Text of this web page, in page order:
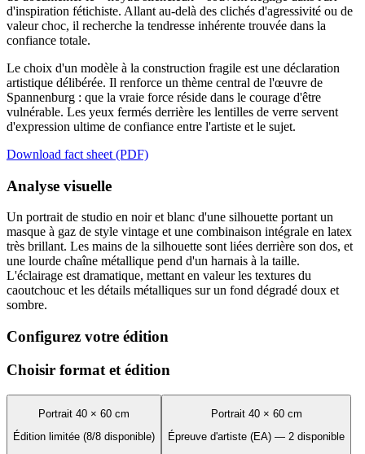
d'inspiration fétichiste. Allant au-delà des clichés d'agressivité ou de
valeur choc, il recherche la tendresse inhérente trouvée dans la
confiance totale.
Le choix d'un modèle à la construction fragile est une déclaration
artistique délibérée. Il renforce un thème central de l'œuvre de
Spannenburg : que la vraie force réside dans le courage d'être
vulnérable. Les yeux fermés derrière les lentilles de verre servent
d'expression ultime de confiance entre l'artiste et le sujet.
Download fact sheet (PDF)
Analyse visuelle
Un portrait de studio en noir et blanc d'une silhouette portant un
masque à gaz de style vintage et une combinaison intégrale en latex
très brillant. Les mains de la silhouette sont liées derrière son dos, et
une lourde chaîne métallique pend d'un harnais à la taille.
L'éclairage est dramatique, mettant en valeur les textures du
caoutchouc et les détails métalliques sur un fond dégradé doux et
sombre.
Configurez votre édition
Choisir format et édition
Portrait 40 × 60 cm
Édition limitée (8/8 disponible)
Portrait 40 × 60 cm
Épreuve d'artiste (EA) — 2 disponible